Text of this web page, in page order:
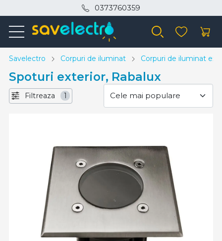
0373760359
Savelectro Corpuri de iluminat Corpuri de iluminat
Spoturi exterior, Rabalux
Filtreaza 1